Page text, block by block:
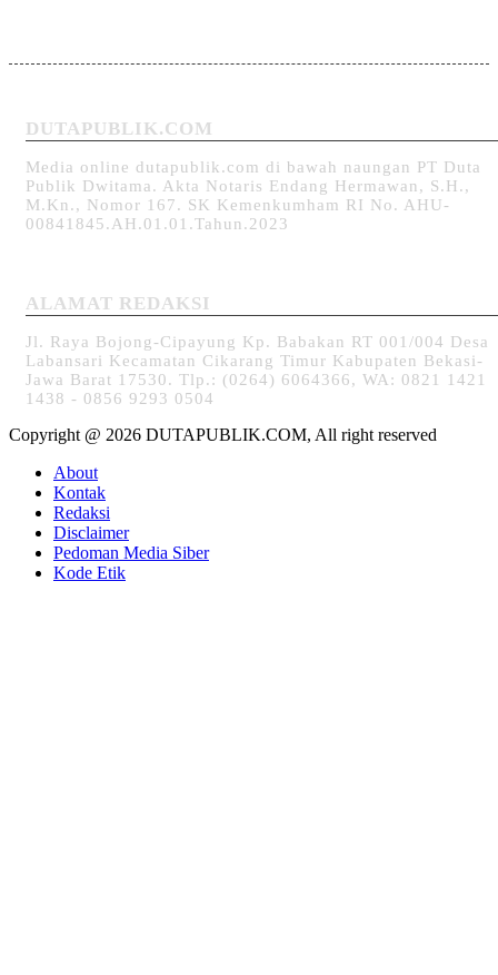
DUTAPUBLIK.COM
Media online dutapublik.com di bawah naungan PT Duta
Publik Dwitama. Akta Notaris Endang Hermawan, S.H.,
M.Kn., Nomor 167. SK Kemenkumham RI No. AHU-
00841845.AH.01.01.Tahun.2023
ALAMAT REDAKSI
Jl. Raya Bojong-Cipayung Kp. Babakan RT 001/004 Desa
Labansari Kecamatan Cikarang Timur Kabupaten Bekasi-
Jawa Barat 17530. Tlp.: (0264) 6064366, WA: 0821 1421
1438 - 0856 9293 0504
Copyright @ 2026 DUTAPUBLIK.COM, All right reserved
About
Kontak
Redaksi
Disclaimer
Pedoman Media Siber
Kode Etik